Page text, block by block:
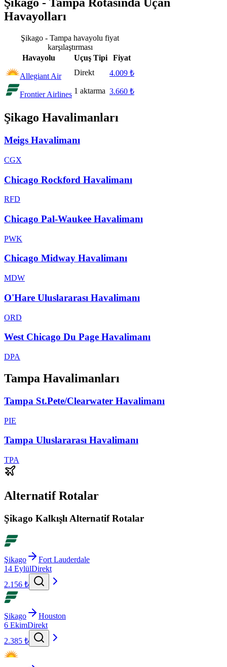
Şikago - Tampa Rotasında Uçan
Havayolları
Şikago - Tampa havayolu fiyat
karşılaştırması
Havayolu
Uçuş Tipi Fiyat
Allegiant Air Direkt 4.009 ₺
Frontier Airlines 1 aktarma 3.660 ₺
Şikago Havalimanları
Meigs Havalimanı
CGX
Chicago Rockford Havalimanı
RFD
Chicago Pal-Waukee Havalimanı
PWK
Chicago Midway Havalimanı
MDW
O'Hare Uluslararası Havalimanı
ORD
West Chicago Du Page Havalimanı
DPA
Tampa Havalimanları
Tampa St.Pete/Clearwater Havalimanı
PIE
Tampa Uluslararası Havalimanı
TPA
Alternatif Rotalar
Şikago Kalkışlı Alternatif Rotalar
Şikago
Fort Lauderdale
14 EylülDirekt
2.156 ₺
Şikago
Houston
6 EkimDirekt
2.385 ₺